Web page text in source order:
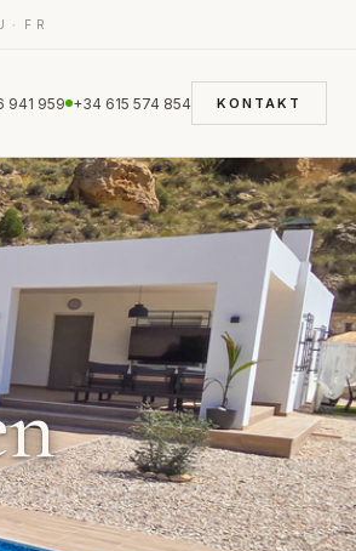
· FR
941 959 +34 615 574 854 KONTAKT